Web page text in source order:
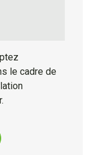
le cadre de